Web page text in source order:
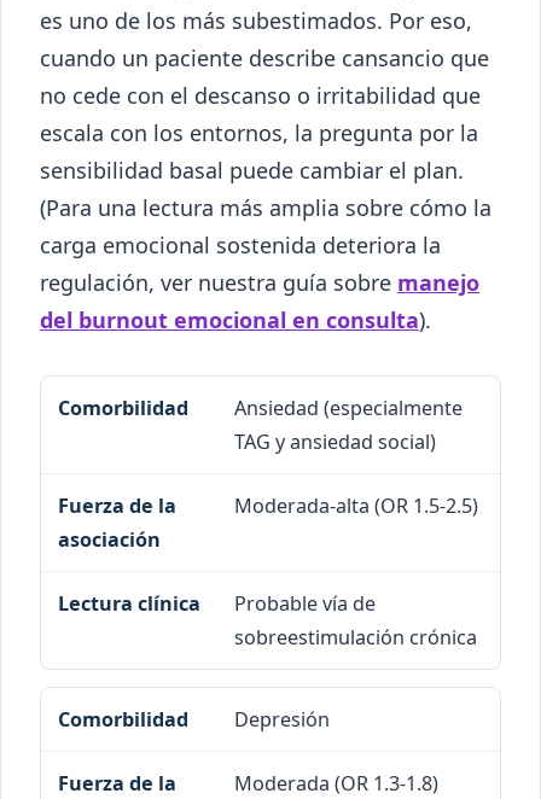
es uno de los más subestimados. Por eso,
cuando un paciente describe cansancio que
no cede con el descanso o irritabilidad que
escala con los entornos, la pregunta por la
sensibilidad basal puede cambiar el plan.
(Para una lectura más amplia sobre cómo la
carga emocional sostenida deteriora la
regulación, ver nuestra guía sobre manejo
del burnout emocional en consulta).
Comorbilidad Fuerza de la asociación
Ansiedad (especialmente
TAG y ansiedad social)
Moderada-alta (OR 1.5-2.5)
Probable vía de
sobreestimulación crónica
Depresión
Moderada (OR 1.3-1.8)